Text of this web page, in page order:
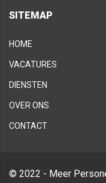
SITEMAP
HOME
VACATURES
DIENSTEN
OVER ONS
CONTACT
© 2022 - Meer